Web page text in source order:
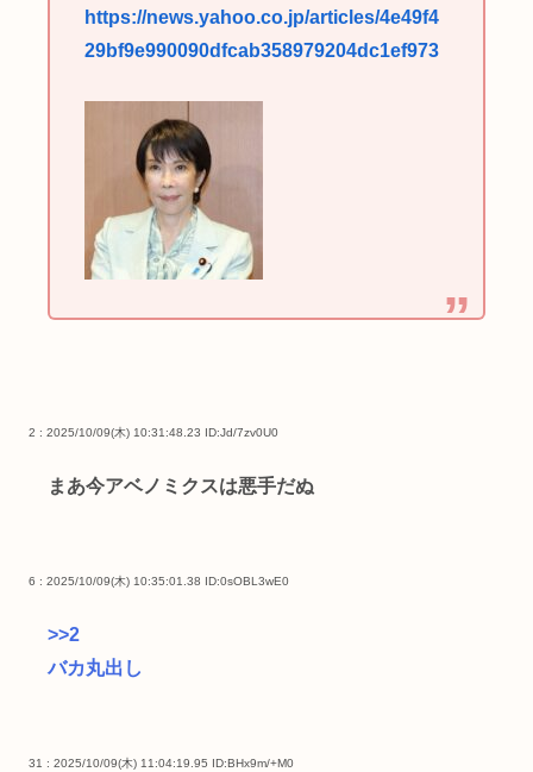
https://news.yahoo.co.jp/articles/4e49f4
29bf9e990090dfcab358979204dc1ef973
2 : 2025/10/09(木) 10:31:48.23 ID:Jd/7zv0U0
まあ今アベノミクスは悪手だぬ
6 : 2025/10/09(木) 10:35:01.38 ID:0sOBL3wE0
>>2
バカ丸出し
31 : 2025/10/09(木) 11:04:19.95 ID:BHx9m/+M0